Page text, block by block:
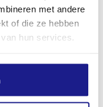
met andere
of die ze hebben
hun services.